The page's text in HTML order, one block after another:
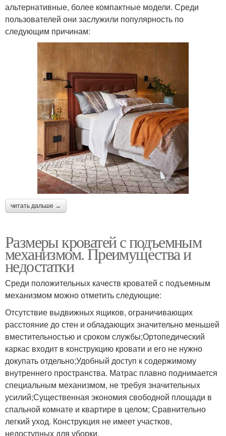
альтернативные, более компактные модели. Среди
пользователей они заслужили популярность по
следующим причинам:
читать дальше →
Размеры кроватей с подъемным
механизмом. Преимущества и
недостатки
Среди положительных качеств кроватей с подъемным
механизмом можно отметить следующие:
Отсутствие выдвижных ящиков, ограничивающих
расстояние до стен и обладающих значительно меньшей
вместительностью и сроком службы;Ортопедический
каркас входит в конструкцию кровати и его не нужно
докупать отдельно;Удобный доступ к содержимому
внутреннего пространства. Матрас плавно поднимается
специальным механизмом, не требуя значительных
усилий;Существенная экономия свободной площади в
спальной комнате и квартире в целом; Сравнительно
легкий уход. Конструкция не имеет участков,
недоступных для уборки.